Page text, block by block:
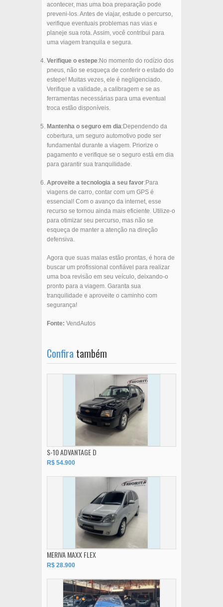
acontecer, mas uma boa preparação pode
preveni-los. Antes de viajar, estude o percurso,
verifique eventuais problemas nas vias e
planeje sua rota. Assim, você contribui para
uma viagem tranquila e segura.
Verifique o estepe:No momento do rodízio dos
pneus, não se esqueça de conferir o estado do
estepe! Muitas vezes, ele é negligenciado.
Verifique a validade, a calibragem e se as
ferramentas necessárias para uma eventual
troca estão disponíveis.
Mantenha o seguro em dia:Dependendo da
cobertura, um seguro automotivo pode ser
fundamental durante a viagem. Priorize o
pagamento e verifique se o seguro está em dia
para garantir sua tranquilidade.
Aproveite a tecnologia a seu favor:Para
viagens de carro, contar com um GPS é
essencial! Com o avanço da internet, esse
recurso se tornou ainda mais eficiente. Utilize-o
para otimizar seu percurso, mas não se
esqueça de manter a atenção na direção
defensiva.
Agora que suas malas estão prontas, é hora de
buscar um profissional confiável para realizar
uma boa revisão em seu veículo, deixando-o
pronto para a viagem. Garanta sua
tranquilidade e aproveite o caminho com
segurança!
Fonte: VendAutos
Confira também
S-10 ADVANTAGE D
R$ 54.900
MERIVA MAXX FLEX
R$ 28.900